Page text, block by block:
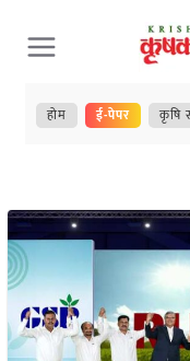
Skip
to
content
होम ई-पेपर कृषि